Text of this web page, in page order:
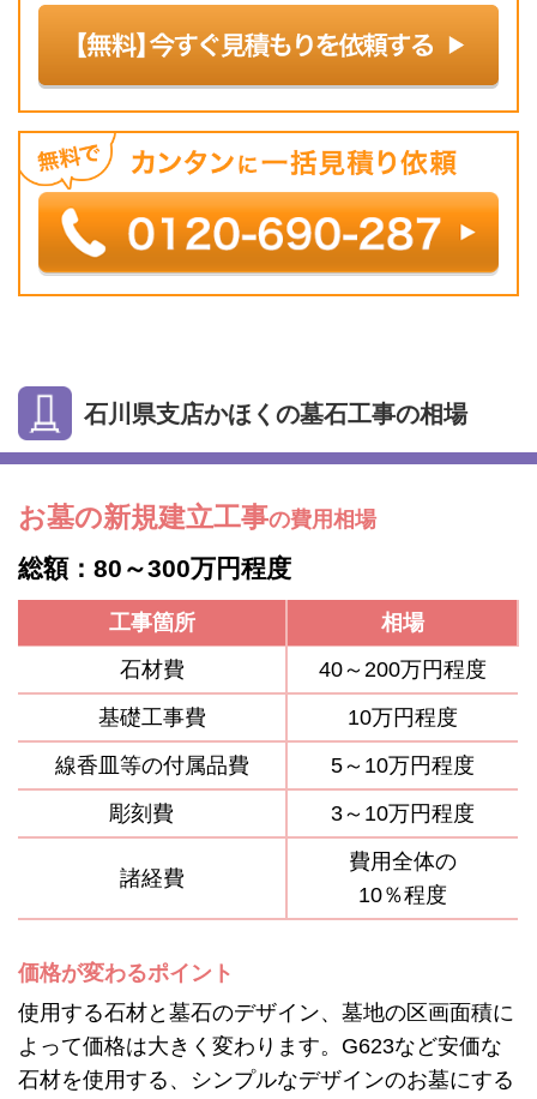
石川県支店かほくの墓石工事の相場
お墓の新規建立工事の費用相場
総額：80～300万円程度
工事箇所
相場
石材費
40～200万円程度
基礎工事費
10万円程度
線香皿等の付属品費
5～10万円程度
彫刻費
3～10万円程度
諸経費
費用全体の
10％程度
価格が変わるポイント
使用する石材と墓石のデザイン、墓地の区画面積に
よって価格は大きく変わります。G623など安価な
石材を使用する、シンプルなデザインのお墓にする